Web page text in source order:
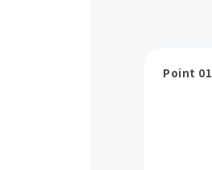
Point 01